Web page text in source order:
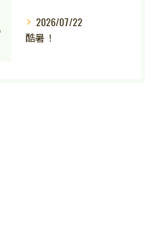
2026/07/22
酷暑！